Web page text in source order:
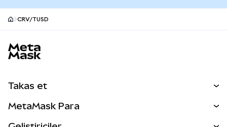
CRV/TUSD
Takas et
MetaMask Para